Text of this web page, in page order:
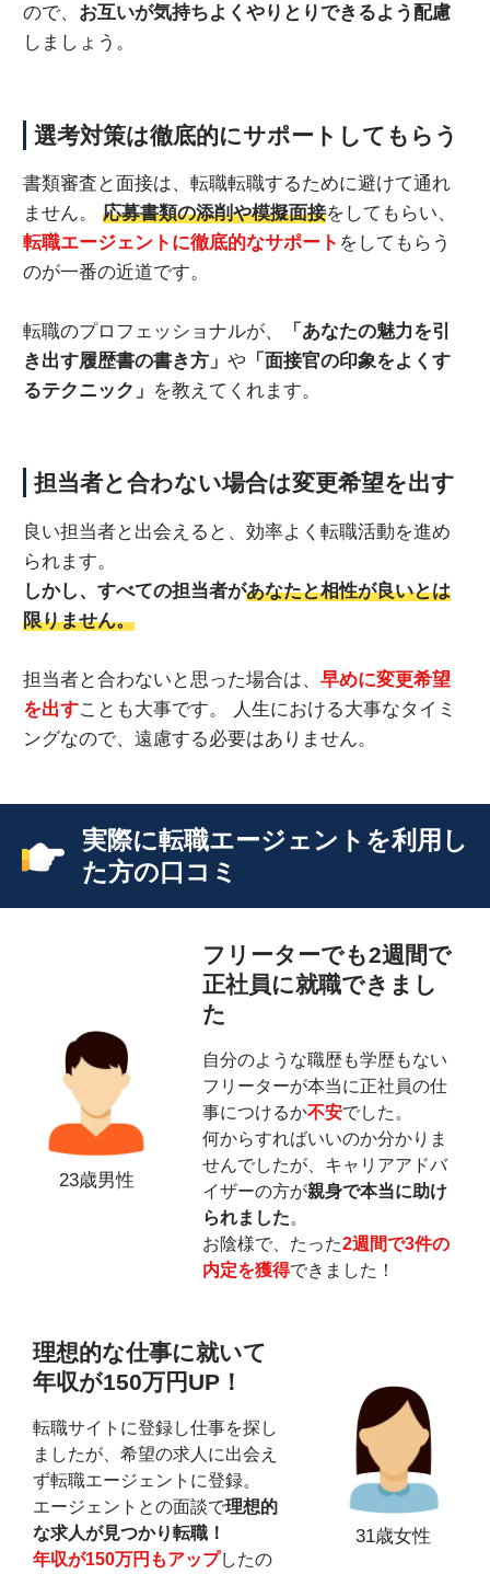
ので、 お互いが気持ちよくやりとりできるよう配慮
しましょう。
選考対策は徹底的にサポートしてもらう
書類審査と面接は、転職転職するために避けて通れ
ません。 応募書類の添削や模擬面接をしてもらい、
転職エージェントに徹底的なサポート をしてもらう
のが一番の近道です。
転職のプロフェッショナルが、
「あなたの魅力を引
き出す履歴書の書き方」 や「面接官の印象をよくす
るテクニック」 を教えてくれます。
担当者と合わない場合は変更希望を出す
良い担当者と出会えると、効率よく転職活動を進め
られます。
しかし、すべての担当者があなたと相性が良いとは
限りません。
担当者と合わないと思った場合は、 早めに変更希望
を出すことも大事です。 人生における大事なタイミ
ングなので、遠慮する必要はありません。
実際に転職エージェントを利用し
た方の口コミ
23歳男性
フリーターでも2週間で
正社員に就職できまし
た
自分のような職歴も学歴もない
フリーターが本当に正社員の仕
事につけるか不安でした。
何からすればいいのか分かりま
せんでしたが、キャリアアドバ
イザーの方が親身で本当に助け
られました。
お陰様で、たった2週間で3件の
内定を獲得できました！
理想的な仕事に就いて
年収が150万円UP！
転職サイトに登録し仕事を探し
ましたが、希望の求人に出会え
ず転職エージェントに登録。
エージェントとの面談で理想的
な求人が見つかり転職！
年収が150万円もアップしたの
31歳女性